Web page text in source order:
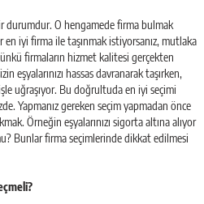
durumdur. O hengamede firma bulmak
iyi firma ile taşınmak istiyorsanız, mutlaka
firmaların hizmet kalitesi gerçekten
eşyalarınızı hassas davranarak taşırken,
uğraşıyor. Bu doğrultuda en iyi seçimi
Yapmanız gereken seçim yapmadan önce
Örneğin eşyalarınızı sigorta altına alıyor
Bunlar firma seçimlerinde dikkat edilmesi